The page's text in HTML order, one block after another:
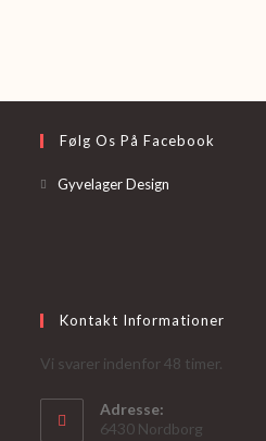
Følg Os På Facebook
Gyvelager Design
Kontakt Informationer
Vi svarer indenfor 48 timer.
Adresse:
6430 Nordborg